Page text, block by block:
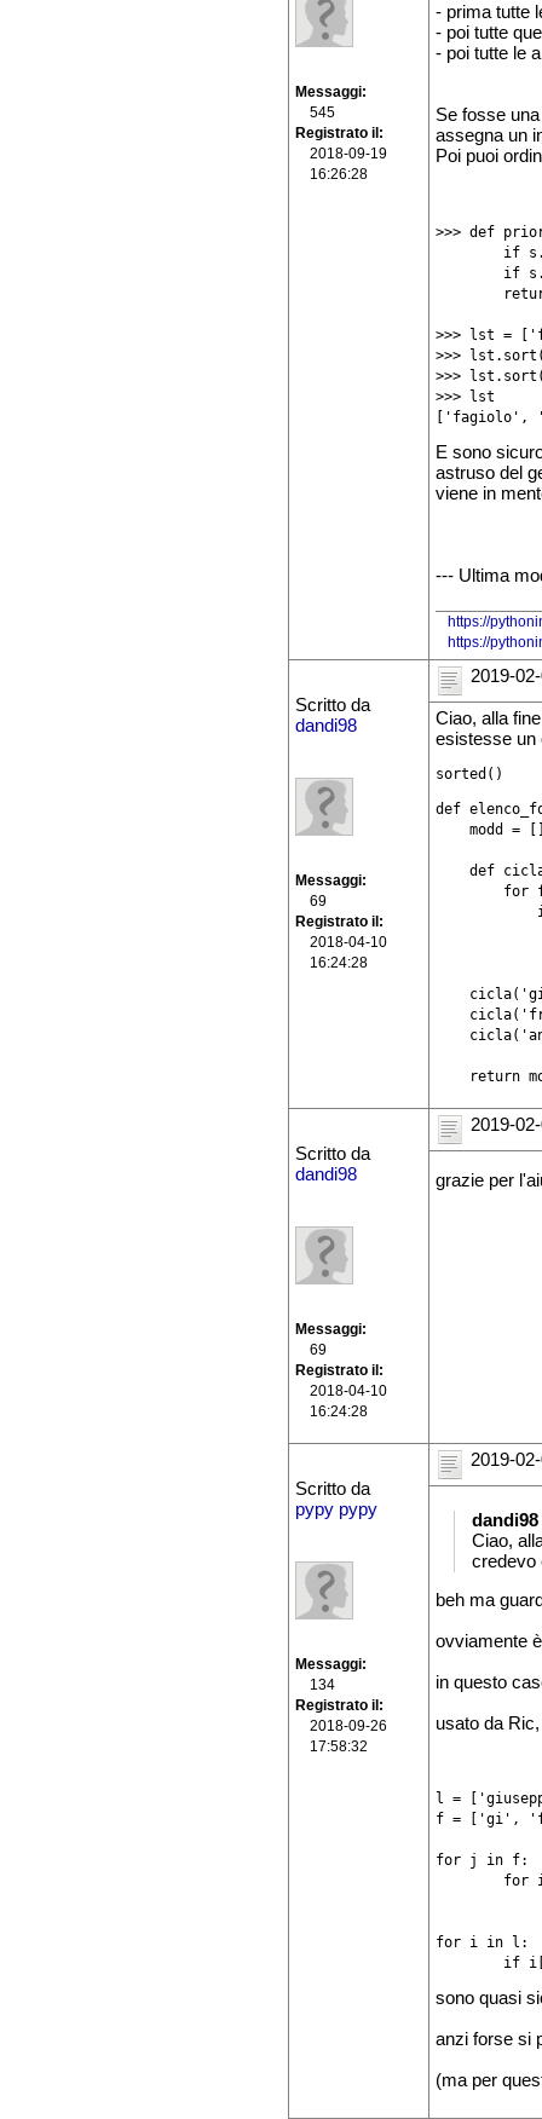
Messaggi
545
Registrato il
2018-09-19
16:26:28
- prima tutte
- poi tutte
- poi tutte le
Se fosse
assegna un
Poi puoi
>>> def
if
if
>>> lst =
>>>
>>>
>>> lst
E sono
astruso del
viene in
--- Ultima
https://
https://
Scritto da
dandi98
Messaggi
69
Registrato il
2018-04-10
16:24:28
2019-
Ciao, alla
esistesse un
sorted()
def
modd =
def
for
return
Scritto da
dandi98
Messaggi
69
Registrato il
2018-04-10
16:24:28
2019-
grazie per
Scritto da
pypy pypy
Messaggi
134
Registrato il
2018-09-26
17:58:32
2019-
dandi98
Ciao,
credevo
beh ma
ovviamente
in questo
usato da
l =
f = ['gi',
for j in f:
for i in l:
if
sono quasi
anzi forse si
(ma per